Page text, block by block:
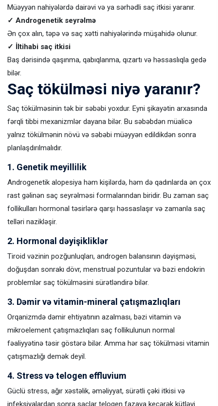
Müəyyən nahiyələrdə dairəvi və ya sərhədli saç itkisi yaranır.
✓ Androgenetik seyrəlmə
Ən çox alın, təpə və saç xətti nahiyələrində müşahidə olunur.
✓ İltihabi saç itkisi
Baş dərisində qaşınma, qabıqlanma, qızartı və həssaslıqla gedə
bilər.
Saç tökülməsi niyə yaranır?
Saç tökülməsinin tək bir səbəbi yoxdur. Eyni şikayətin arxasında
fərqli tibbi mexanizmlər dayana bilər. Bu səbəbdən müalicə
yalnız tökülmənin növü və səbəbi müəyyən edildikdən sonra
planlaşdırılmalıdır.
1. Genetik meyillilik
Androgenetik alopesiya həm kişilərdə, həm də qadınlarda ən çox
rast gəlinən saç seyrəlməsi formalarından biridir. Bu zaman saç
follikulları hormonal təsirlərə qarşı həssaslaşır və zamanla saç
telləri nazikləşir.
2. Hormonal dəyişikliklər
Tiroid vəzinin pozğunluqları, androgen balansının dəyişməsi,
doğuşdan sonrakı dövr, menstrual pozuntular və bəzi endokrin
problemlər saç tökülməsini sürətləndirə bilər.
3. Dəmir və vitamin-mineral çatışmazlıqları
Orqanizmdə dəmir ehtiyatının azalması, bəzi vitamin və
mikroelement çatışmazlıqları saç follikulunun normal
fəaliyyətinə təsir göstərə bilər. Amma hər saç tökülməsi vitamin
çatışmazlığı demək deyil.
4. Stress və telogen effluvium
Güclü stress, ağır xəstəlik, əməliyyat, sürətli çəki itkisi və
infeksiyalardan sonra saçlar telogen fazaya keçərək kütləvi